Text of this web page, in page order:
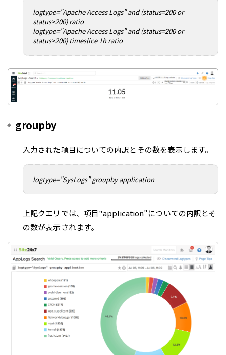
logtype="Apache Access Logs" and (status=200 or
status>200) ratio
logtype="Apache Access Logs" and (status=200 or
status>200) timeslice 1h ratio
groupby
入力された項目についての内訳とその数を表示します。
logtype="SysLogs" groupby application
上記クエリでは、項目"application"についての内訳とそ
の数が表示されます。